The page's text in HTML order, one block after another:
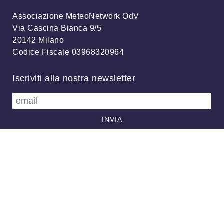
Associazione MeteoNetwork OdV
Via Cascina Bianca 9/5
20142 Milano
Codice Fiscale 03968320964
Iscriviti alla nostra newsletter